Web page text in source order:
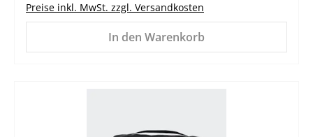
Preise inkl. MwSt. zzgl. Versandkosten
In den Warenkorb